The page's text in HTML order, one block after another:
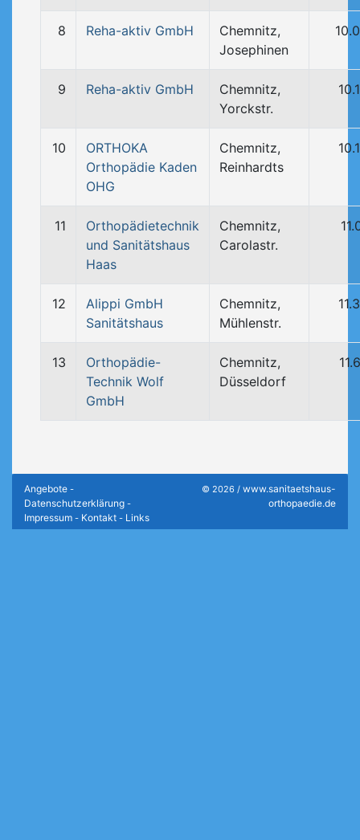
8 Reha-aktiv GmbH
Chemnitz,
Josephinen
9 Reha-aktiv GmbH
Chemnitz,
Yorckstr.
10
ORTHOKA
Orthopädie Kaden
OHG
Chemnitz,
Reinhardts
11
Orthopädietechnik
und Sanitätshaus
Haas
Chemnitz,
Carolastr.
12
Alippi GmbH
Sanitätshaus
Chemnitz,
Mühlenstr.
13
Orthopädie-
Technik Wolf
GmbH
Chemnitz,
Düsseldorf
Angebote -
Datenschutzerklärung -
Impressum - Kontakt - Links
© 2026 / www.sanitaetshaus-
orthopaedie.de